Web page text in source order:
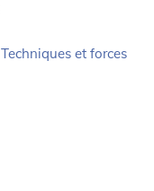
Techniques et forces